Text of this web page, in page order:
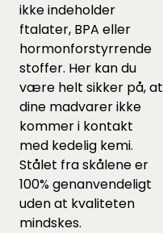
ikke indeholder
ftalater, BPA eller
hormonforstyrrende
stoffer. Her kan du
være helt sikker på, at
dine madvarer ikke
kommer i kontakt
med kedelig kemi.
Stålet fra skålene er
100% genanvendeligt
uden at kvaliteten
mindskes.